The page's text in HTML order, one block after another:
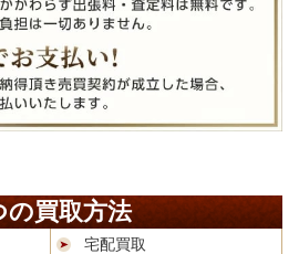
の買取方法
宅配買取